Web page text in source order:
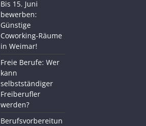
Bis 15. Juni
bewerben:
Günstige
Coworking-Räume
in Weimar!
Freie Berufe: Wer
kann
selbstständiger
Freiberufler
werden?
Berufsvorbereitun